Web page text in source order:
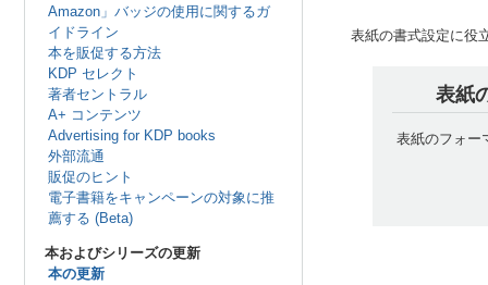
Amazon」バッジの使用に関するガ
イドライン
本を販促する方法
KDP セレクト
著者セントラル
A+ コンテンツ
Advertising for KDP books
外部流通
販促のヒント
電子書籍をキャンペーンの対象に推
薦する (Beta)
本およびシリーズの更新
本の更新
表紙の書式設定に役
表紙
表紙のフォー